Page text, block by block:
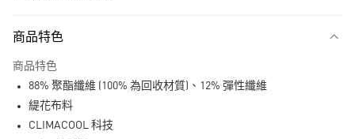
LINE Pay
商品特色
商品特色
88% 聚酯纖維 (100% 為回收材質)、12% 彈性纖維
緹花布料
CLIMACOOL 科技